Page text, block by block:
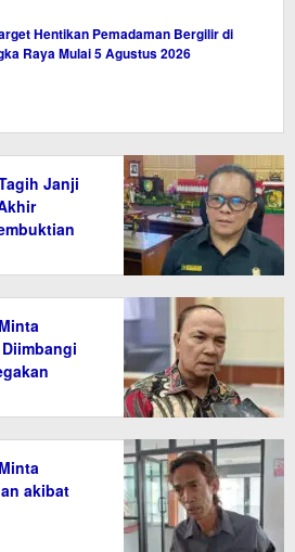
Hentikan Pemadaman Bergilir di
Raya Mulai 5 Agustus 2026
Janji
akibat